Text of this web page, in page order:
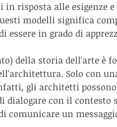
risposta alle esigenze e
modelli significa
essere in grado di
della storia dell'arte è
Solo con
gli architetti possono
dialogare con il contesto
comunicare un